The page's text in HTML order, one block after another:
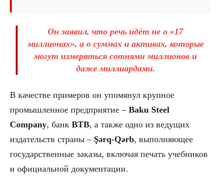
Он заявил, что речь идёт не о «17
миллионах», а о суммах и активах, которые
могут измеряться сотнями миллионов и
даже миллиардами.
В качестве примеров он упомянул крупное
промышленное предприятие – Baku Steel
Company, банк BTB, а также одно из ведущих
издательств страны – Şərq-Qərb, выполняющее
государственные заказы, включая печать учебников
и официальной документации.